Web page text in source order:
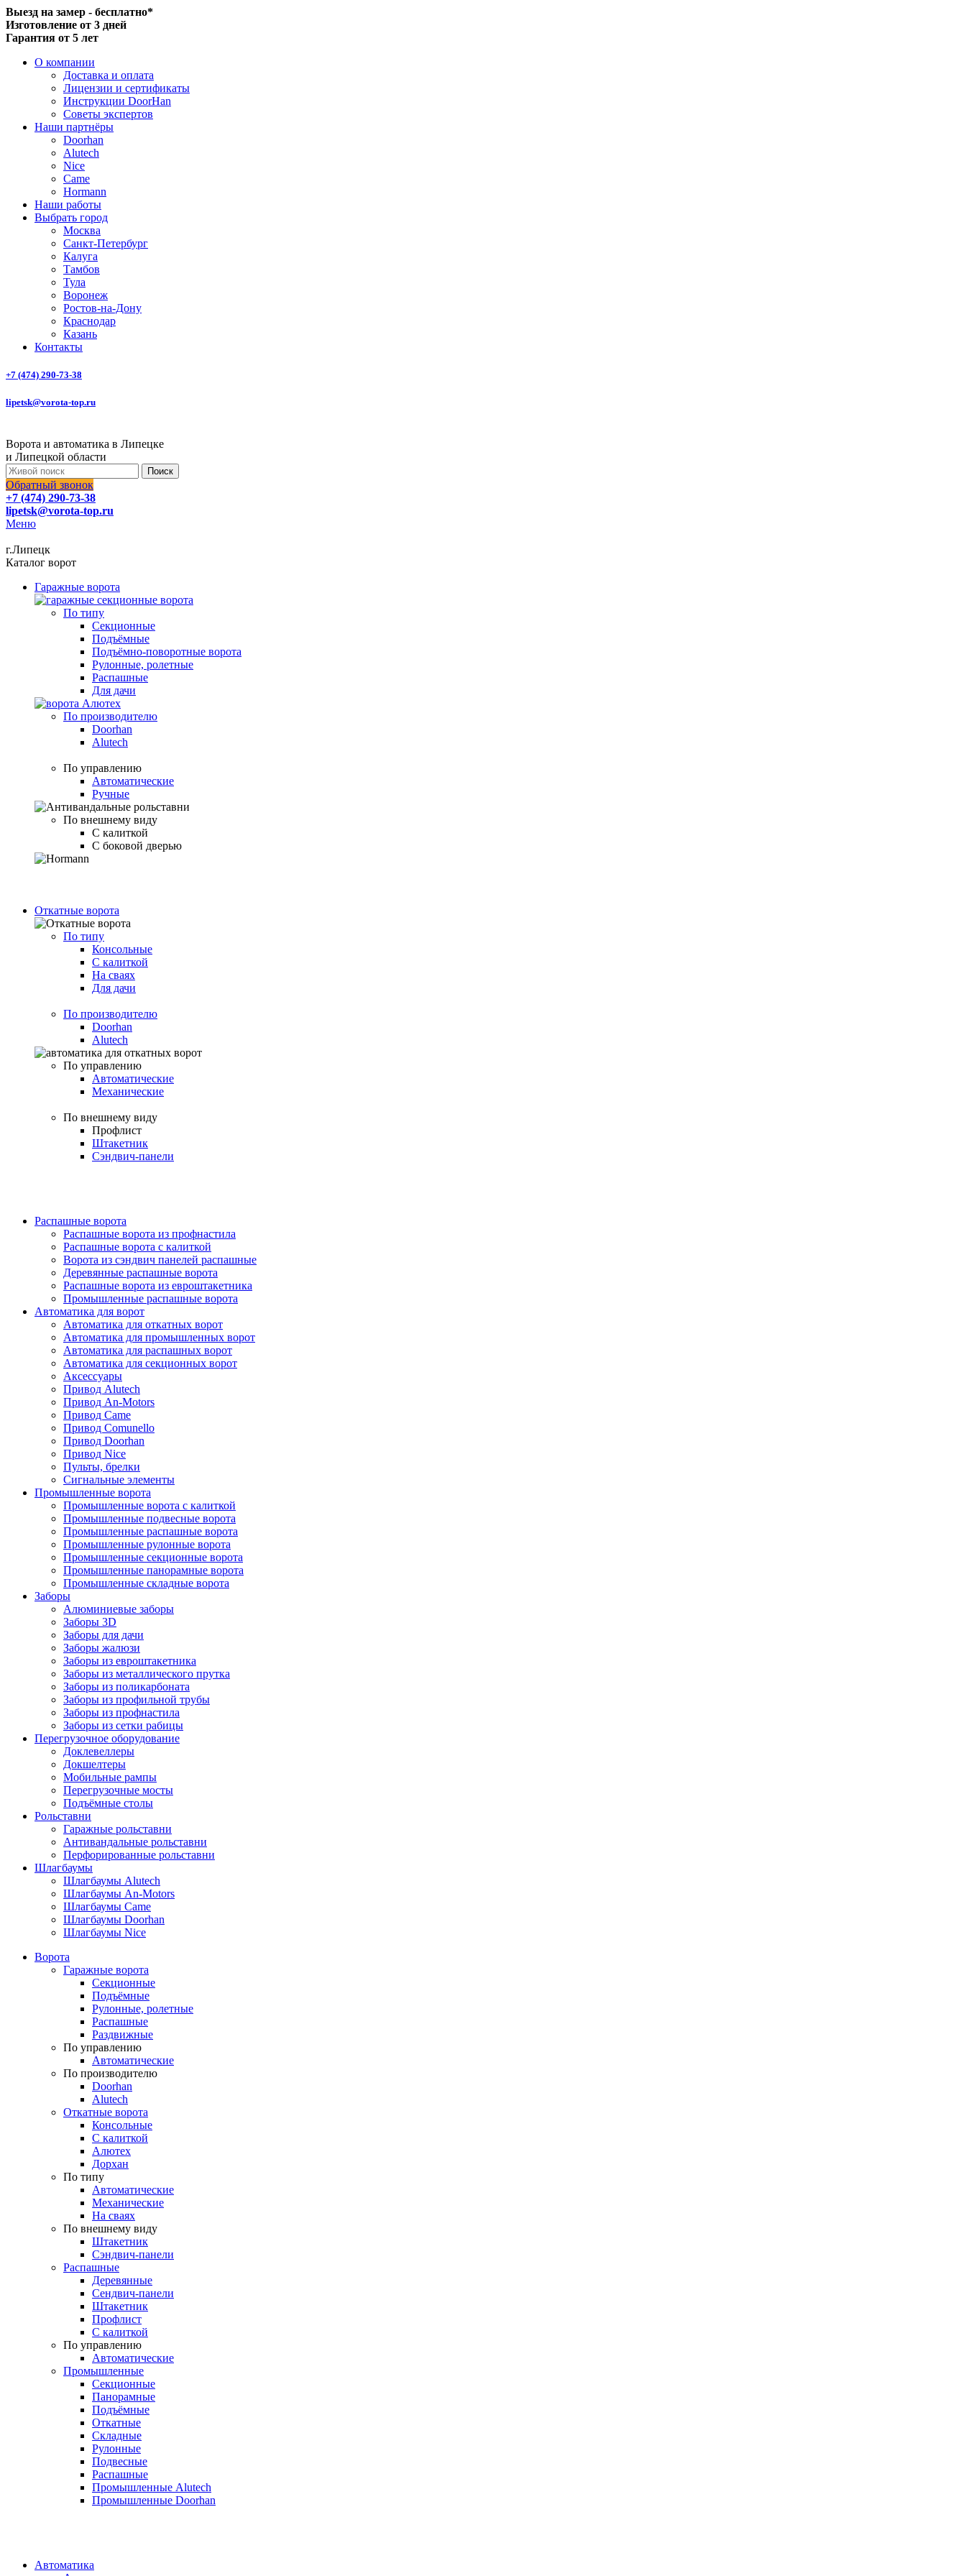
Выезд на замер - бесплатно*
Изготовление от 3 дней
Гарантия от 5 лет
О компании
Доставка и оплата
Лицензии и сертификаты
Инструкции DoorHan
Советы экспертов
Наши партнёры
Doorhan
Alutech
Nice
Came
Hormann
Наши работы
Выбрать город
Москва
Санкт-Петербург
Калуга
Тамбов
Тула
Воронеж
Ростов-на-Дону
Краснодар
Казань
Контакты
+7 (474) 290-73-38
lipetsk@vorota-top.ru
Ворота и автоматика в Липецке
и Липецкой области
Поиск
Обратный звонок
+7 (474) 290-73-38
lipetsk@vorota-top.ru
Меню
г.Липецк
Каталог ворот
Гаражные ворота
По типу
Секционные
Подъёмные
Подъёмно-поворотные ворота
Рулонные, ролетные
Распашные
Для дачи
По производителю
Doorhan
Alutech
По управлению
Автоматические
Ручные
По внешнему виду
С калиткой
С боковой дверью
Откатные ворота
По типу
Консольные
С калиткой
На сваях
Для дачи
По производителю
Doorhan
Alutech
По управлению
Автоматические
Механические
По внешнему виду
Профлист
Штакетник
Сэндвич-панели
Распашные ворота
Распашные ворота из профнастила
Распашные ворота с калиткой
Ворота из сэндвич панелей распашные
Деревянные распашные ворота
Распашные ворота из евроштакетника
Промышленные распашные ворота
Автоматика для ворот
Автоматика для откатных ворот
Автоматика для промышленных ворот
Автоматика для распашных ворот
Автоматика для секционных ворот
Аксессуары
Привод Alutech
Привод An-Motors
Привод Came
Привод Comunello
Привод Doorhan
Привод Nice
Пульты, брелки
Сигнальные элементы
Промышленные ворота
Промышленные ворота с калиткой
Промышленные подвесные ворота
Промышленные распашные ворота
Промышленные рулонные ворота
Промышленные секционные ворота
Промышленные панорамные ворота
Промышленные складные ворота
Заборы
Алюминиевые заборы
Заборы 3D
Заборы для дачи
Заборы жалюзи
Заборы из евроштакетника
Заборы из металлического прутка
Заборы из поликарбоната
Заборы из профильной трубы
Заборы из профнастила
Заборы из сетки рабицы
Перегрузочное оборудование
Доклевеллеры
Докшелтеры
Мобильные рампы
Перегрузочные мосты
Подъёмные столы
Рольставни
Гаражные рольставни
Антивандальные рольставни
Перфорированные рольставни
Шлагбаумы
Шлагбаумы Alutech
Шлагбаумы An-Motors
Шлагбаумы Came
Шлагбаумы Doorhan
Шлагбаумы Nice
Ворота
Гаражные ворота
Секционные
Подъёмные
Рулонные, ролетные
Распашные
Раздвижные
По управлению
Автоматические
По производителю
Doorhan
Alutech
Откатные ворота
Консольные
С калиткой
Алютех
Дорхан
По типу
Автоматические
Механические
На сваях
По внешнему виду
Штакетник
Сэндвич-панели
Распашные
Деревянные
Сендвич-панели
Штакетник
Профлист
С калиткой
По управлению
Автоматические
Промышленные
Секционные
Панорамные
Подъёмные
Откатные
Складные
Рулонные
Подвесные
Распашные
Промышленные Alutech
Промышленные Doorhan
Автоматика